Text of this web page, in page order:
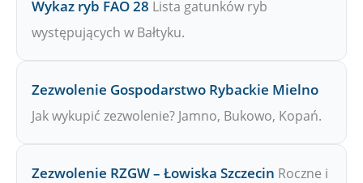
Wykaz ryb FAO 28 Lista gatunków ryb
występujących w Bałtyku.
Zezwolenie Gospodarstwo Rybackie Mielno
Jak wykupić zezwolenie? Jamno, Bukowo, Kopań.
Zezwolenie RZGW – Łowiska Szczecin Roczne i